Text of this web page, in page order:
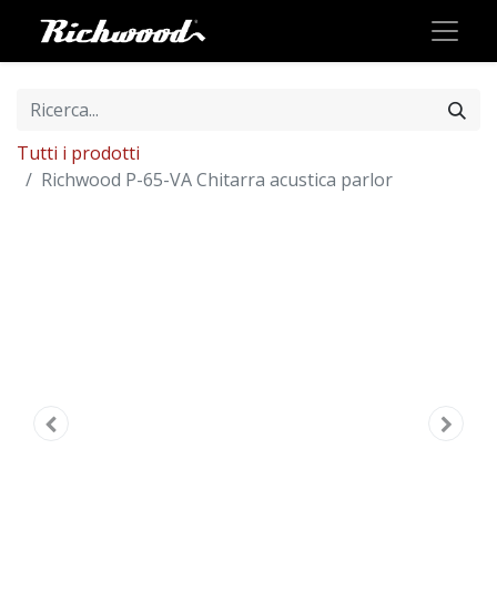
Tutti i prodotti
Richwood P-65-VA Chitarra acustica parlor